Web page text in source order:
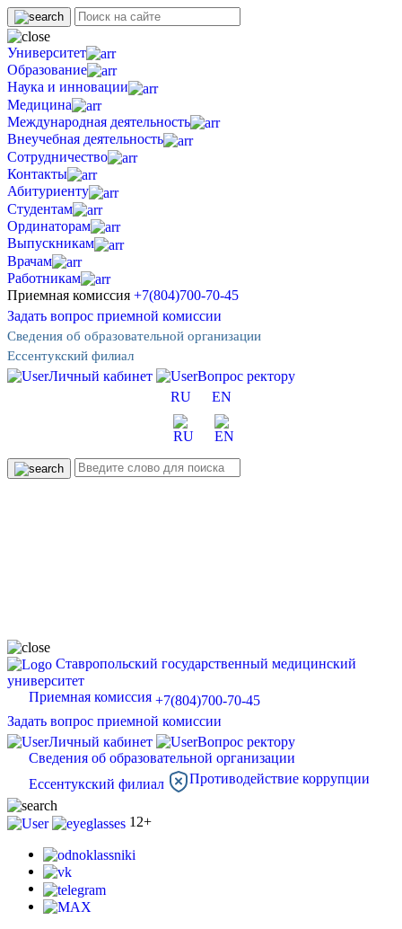
Университет
Образование
Наука и инновации
Медицина
Международная деятельность
Внеучебная деятельность
Сотрудничество
Контакты
Абитуриенту
Студентам
Ординаторам
Выпускникам
Врачам
Работникам
Приемная комиссия +7(804)700-70-45
Задать вопрос приемной комиссии
Сведения об образовательной организации
Ессентукский филиал
Личный кабинет
Вопрос ректору
RU
EN
Ставропольский государственный медицинский
университет
Приемная комиссия +7(804)700-70-45
Задать вопрос приемной комиссии
Личный кабинет
Вопрос ректору
Сведения об образовательной организации
Ессентукский филиал
Противодействие коррупции
12+